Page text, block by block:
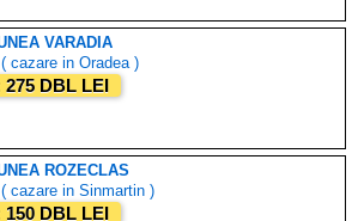
VARADIA
( cazare in Oradea )
275 DBL LEI
ROZECLAS
( cazare in Sinmartin )
150 DBL LEI